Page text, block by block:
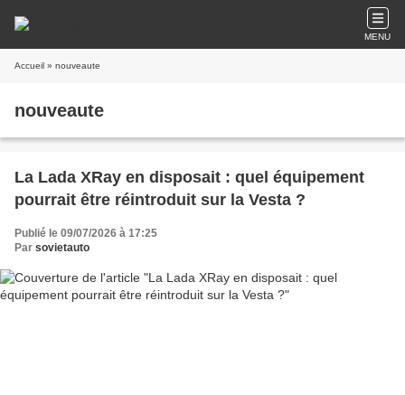
MENU
Accueil » nouveaute
nouveaute
La Lada XRay en disposait : quel équipement
pourrait être réintroduit sur la Vesta ?
Publié le 09/07/2026 à 17:25
Par sovietauto